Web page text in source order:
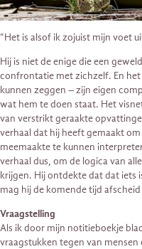
“Het is alsof ik zojuist mijn voet
Hij is niet de enige die een
confrontatie met zichzelf. En
kunnen zeggen – zijn eigen
wat hem te doen staat. Het
van verstrikt geraakte
verhaal dat hij heeft gemaakt
meemaakte te kunnen
verhaal dus, om de logica van
krijgen. Hij ontdekte dat dat iets
mag hij de komende tijd
Vraagstelling
Als ik door mijn notitieboekje
vraagstukken tegen van mensen